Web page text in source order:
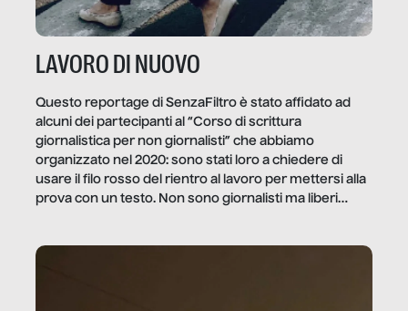
LAVORO DI NUOVO
Questo reportage di SenzaFiltro è stato affidato ad
alcuni dei partecipanti al “Corso di scrittura
giornalistica per non giornalisti” che abbiamo
organizzato nel 2020: sono stati loro a chiedere di
usare il filo rosso del rientro al lavoro per mettersi alla
prova con un testo. Non sono giornalisti ma liberi